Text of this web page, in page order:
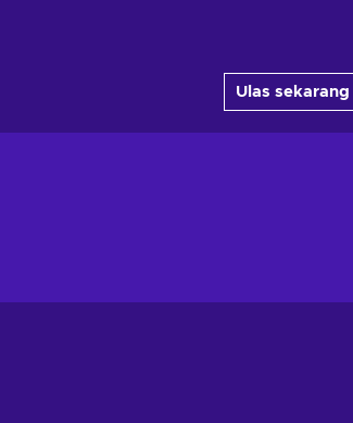
Ulas sekarang